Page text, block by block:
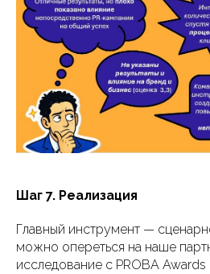
Шаг 7. Реализация
Главный инструмент —
можно опереться на наше
исследование с PROBA